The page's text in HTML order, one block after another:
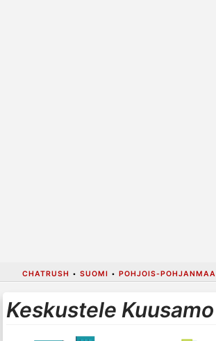
CHATRUSH • SUOMI • POHJOIS-POHJANMAA
Keskustele Kuusamo